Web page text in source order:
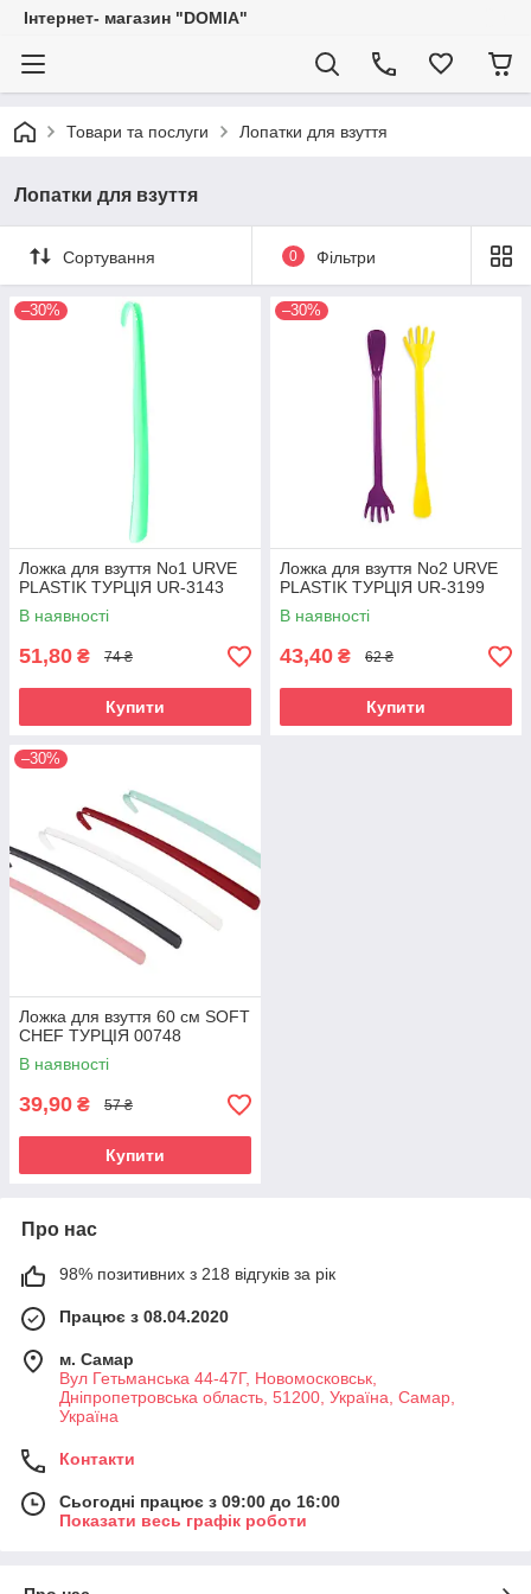
Iнтернет- магазин "DOMIA"
Товари та послуги Лопатки для взуття
Лопатки для взуття
Сортування 0 Фільтри
–30%
Ложка для взуття No1 URVE
PLASTIK ТУРЦІЯ UR-3143
В наявності
51,80 ₴ 74 ₴
Купити
–30%
Ложка для взуття No2 URVE
PLASTIK ТУРЦІЯ UR-3199
В наявності
43,40 ₴ 62 ₴
Купити
–30%
Ложка для взуття 60 см SOFT
CHEF ТУРЦІЯ 00748
В наявності
39,90 ₴ 57 ₴
Купити
Про нас
98% позитивних з 218 відгуків за рік
Працює з 08.04.2020
м. Самар
Вул Гетьманська 44-47Г, Новомосковськ,
Днiпропетровська область, 51200, Україна, Самар,
Україна
Контакти
Сьогодні працює з 09:00 до 16:00
Показати весь графік роботи